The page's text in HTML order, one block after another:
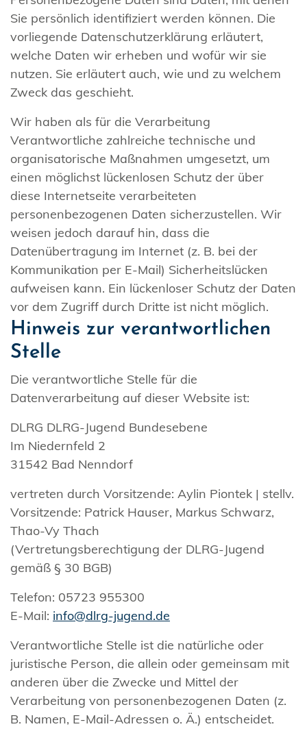
Sie persönlich identifiziert werden können. Die
vorliegende Datenschutzerklärung erläutert,
welche Daten wir erheben und wofür wir sie
nutzen. Sie erläutert auch, wie und zu welchem
Zweck das geschieht.
Wir haben als für die Verarbeitung
Verantwortliche zahlreiche technische und
organisatorische Maßnahmen umgesetzt, um
einen möglichst lückenlosen Schutz der über
diese Internetseite verarbeiteten
personenbezogenen Daten sicherzustellen. Wir
weisen jedoch darauf hin, dass die
Datenübertragung im Internet (z. B. bei der
Kommunikation per E-Mail) Sicherheitslücken
aufweisen kann. Ein lückenloser Schutz der Daten
vor dem Zugriff durch Dritte ist nicht möglich.
Hinweis zur verantwortlichen
Stelle
Die verantwortliche Stelle für die
Datenverarbeitung auf dieser Website ist:
DLRG DLRG-Jugend Bundesebene
Im Niedernfeld 2
31542 Bad Nenndorf
vertreten durch Vorsitzende: Aylin Piontek | stellv.
Vorsitzende: Patrick Hauser, Markus Schwarz,
Thao-Vy Thach
(Vertretungsberechtigung der DLRG-Jugend
gemäß § 30 BGB)
Telefon: 05723 955300
E-Mail: info@dlrg-jugend.de
Verantwortliche Stelle ist die natürliche oder
juristische Person, die allein oder gemeinsam mit
anderen über die Zwecke und Mittel der
Verarbeitung von personenbezogenen Daten (z.
B. Namen, E-Mail-Adressen o. Ä.) entscheidet.